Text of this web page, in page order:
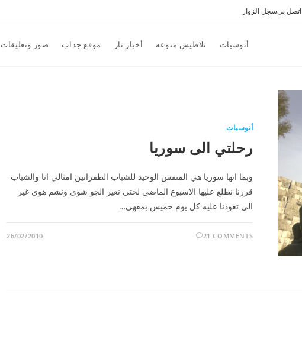
اتصل بيسجل الزوار
أنوسيات تلاطيش منوعه أخبار نار موقع جذاب صور وتعليقات
أنوسيات
رحلتي الى سوريا
وبما انها سوريا هي المنفس الوحيد للشباب الطفرانين امثالي انا والشباب
قررنا نطلع عليها الاسبوع الماضي لحتى نغير الجو شوي ونشم هوى غير
الي تعودنا عليه كل يوم خميس بمقهى…
21 COMMENTS
26/02/2010